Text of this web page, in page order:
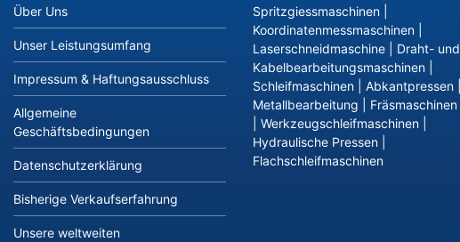
Über Uns
Unser Leistungsumfang
Impressum & Haftungsausschluss
Allgemeine
Geschäftsbedingungen
Datenschutzerklärung
Bisherige Verkaufserfahrung
Unsere weltweiten
Spritzgiessmaschinen
Koordinatenmessmaschinen
Laserschneidmaschine
Draht- und
Kabelbearbeitungsmaschinen
Schleifmaschinen
Abkantpressen
Metallbearbeitung
Fräsmaschinen
Werkzeugschleifmaschinen
Hydraulische Pressen
Flachschleifmaschinen